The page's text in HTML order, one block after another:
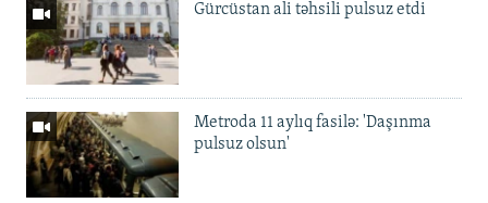
Gürcüstan ali təhsili pulsuz etdi
Metroda 11 aylıq fasilə: 'Daşınma
pulsuz olsun'